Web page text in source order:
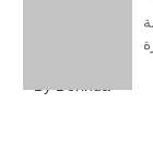
By Dorinda